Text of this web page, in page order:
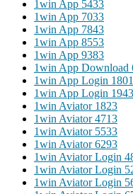
1win App 5433
1win App 7033
1win App 7843
1win App 8553
1win App 9383
1win App Download
1win App Login 1801
1win App Login 1943
1win Aviator 1823
1win Aviator 4713
1win Aviator 5533
1win Aviator 6293
1win Aviator Login
1win Aviator Login
1win Aviator Login